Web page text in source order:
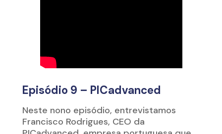
Episódio 9 – PICadvanced
Neste nono episódio, entrevistamos
Francisco Rodrigues, CEO da